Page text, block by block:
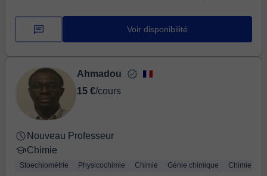
votre vie. Je vous pr...
Voir disponibilité
Ahmadou
15 €/cours
Nouveau Professeur
Chimie
Stoechiométrie Physicochimie Chimie Génie chimique Chimie de